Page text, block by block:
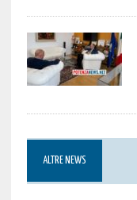
ALTRE NEWS